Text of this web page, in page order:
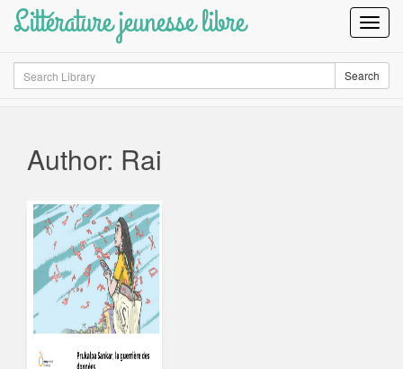
Littérature jeunesse libre
Search Search
Author: Rai